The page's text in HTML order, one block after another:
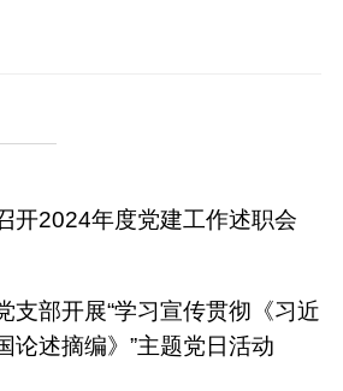
开2024年度党建工作述职会
支部开展“学习宣传贯彻《习近
论述摘编》”主题党日活动